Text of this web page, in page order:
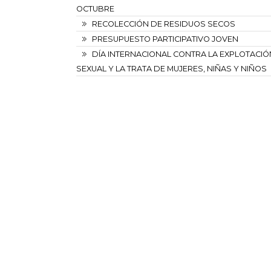
OCTUBRE
RECOLECCIÓN DE RESIDUOS SECOS
PRESUPUESTO PARTICIPATIVO JOVEN
DÍA INTERNACIONAL CONTRA LA
SEXUAL Y LA TRATA DE MUJERES, NIÑAS Y NIÑOS